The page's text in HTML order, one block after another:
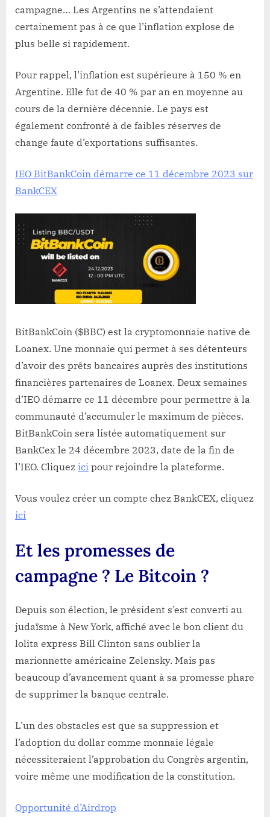
campagne… Les Argentins ne s’attendaient
certainement pas à ce que l’inflation explose de
plus belle si rapidement.
Pour rappel, l’inflation est supérieure à 150 % en
Argentine. Elle fut de 40 % par an en moyenne au
cours de la dernière décennie. Le pays est
également confronté à de faibles réserves de
change faute d’exportations suffisantes.
IEO BitBankCoin démarre ce 11 décembre 2023 sur
BankCEX
BitBankCoin ($BBC) est la cryptomonnaie native de
Loanex. Une monnaie qui permet à ses détenteurs
d’avoir des prêts bancaires auprès des institutions
financières partenaires de Loanex. Deux semaines
d’IEO démarre ce 11 décembre pour permettre à la
communauté d’accumuler le maximum de pièces.
BitBankCoin sera listée automatiquement sur
BankCex le 24 décembre 2023, date de la fin de
l’IEO. Cliquez ici pour rejoindre la plateforme.
Vous voulez créer un compte chez BankCEX, cliquez
ici
Et les promesses de
campagne ? Le Bitcoin ?
Depuis son élection, le président s’est converti au
judaïsme à New York, affiché avec le bon client du
lolita express Bill Clinton sans oublier la
marionnette américaine Zelensky. Mais pas
beaucoup d’avancement quant à sa promesse phare
de supprimer la banque centrale.
L’un des obstacles est que sa suppression et
l’adoption du dollar comme monnaie légale
nécessiteraient l’approbation du Congrès argentin,
voire même une modification de la constitution.
Opportunité d’Airdrop